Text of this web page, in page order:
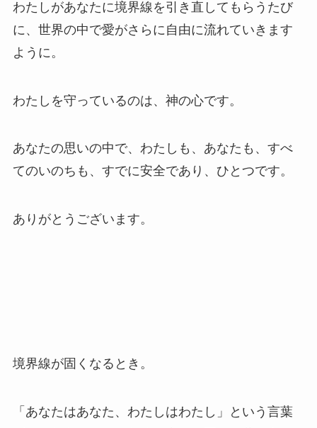
わたしがあなたに境界線を引き直してもらうたび
に、世界の中で愛がさらに自由に流れていきます
ように。
わたしを守っているのは、神の心です。
あなたの思いの中で、わたしも、あなたも、すべ
てのいのちも、すでに安全であり、ひとつです。
ありがとうございます。
境界線が固くなるとき。
「あなたはあなた、わたしはわたし」という言葉